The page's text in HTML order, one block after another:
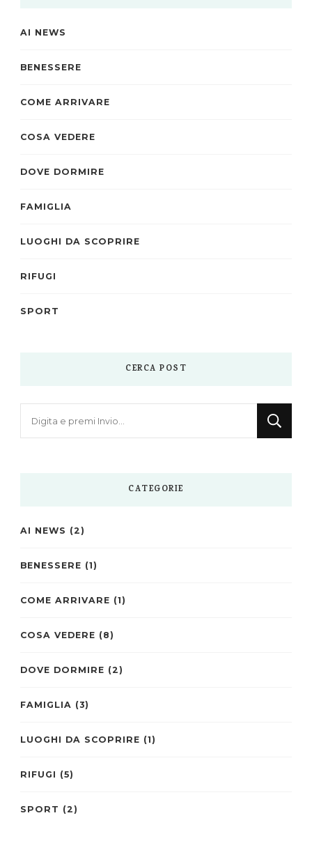
AI NEWS
BENESSERE
COME ARRIVARE
COSA VEDERE
DOVE DORMIRE
FAMIGLIA
LUOGHI DA SCOPRIRE
RIFUGI
SPORT
CERCA POST
CATEGORIE
AI NEWS (2)
BENESSERE (1)
COME ARRIVARE (1)
COSA VEDERE (8)
DOVE DORMIRE (2)
FAMIGLIA (3)
LUOGHI DA SCOPRIRE (1)
RIFUGI (5)
SPORT (2)